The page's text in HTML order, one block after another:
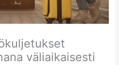
väliaikaisesti